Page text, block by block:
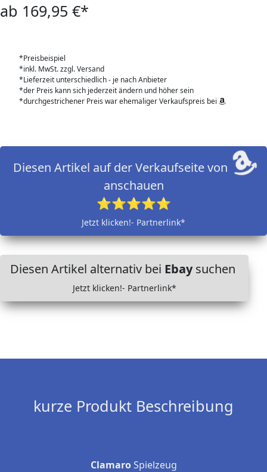
ab 169,95 €*
*Preisbeispiel
*inkl. MwSt. zzgl. Versand
*Lieferzeit unterschiedlich - je nach Anbieter
*der Preis kann sich jederzeit ändern und höher sein
*durchgestrichener Preis war ehemaliger Verkaufspreis bei
Diesen Artikel auf der Verkaufseite von
anschauen
⭐⭐⭐⭐⭐
Jetzt klicken!- Partnerlink*
Diesen Artikel alternativ bei Ebaysuchen
Jetzt klicken!- Partnerlink*
kurze Produkt Beschreibung
ClamaroSpielzeug